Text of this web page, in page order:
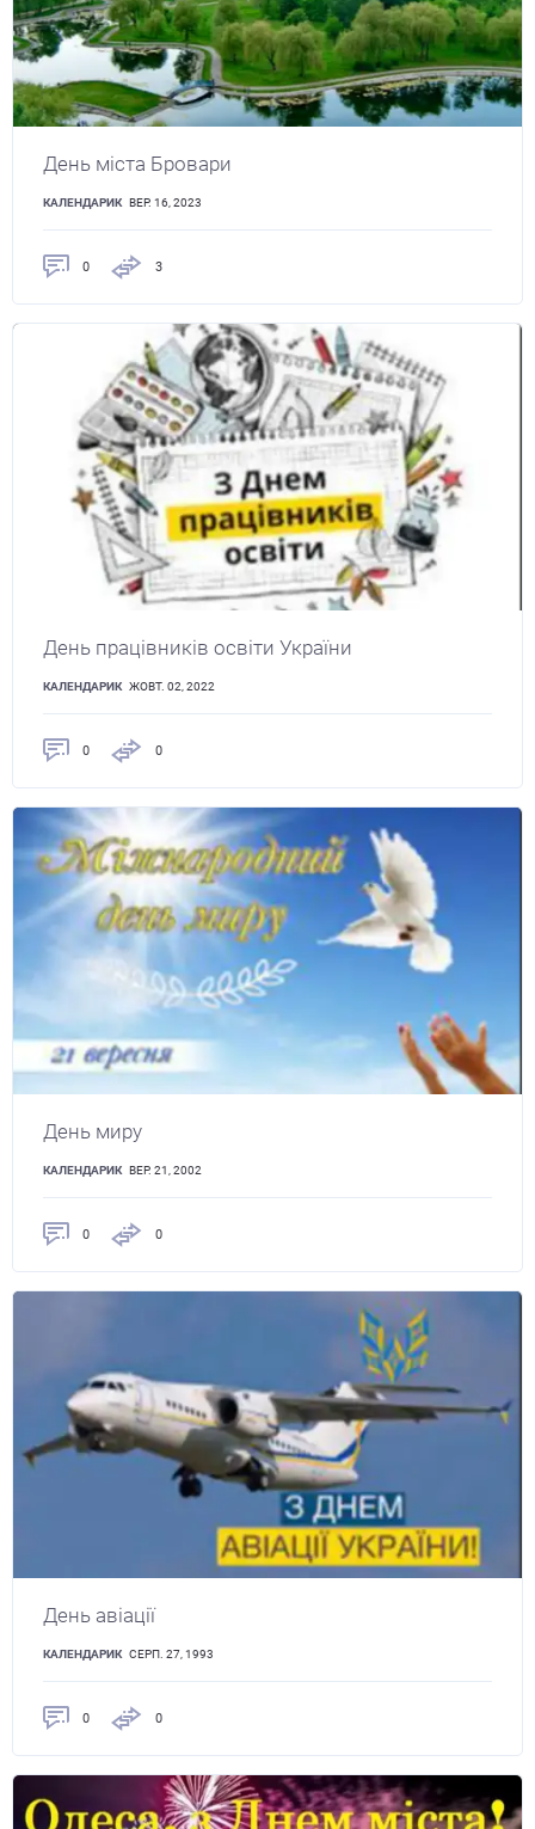
День міста Бровари
КАЛЕНДАРИК ВЕР. 16, 2023
0 3
День працівників освіти України
КАЛЕНДАРИК ЖОВТ. 02, 2022
0 0
День миру
КАЛЕНДАРИК ВЕР. 21, 2002
0 0
День авіації
КАЛЕНДАРИК СЕРП. 27, 1993
0 0